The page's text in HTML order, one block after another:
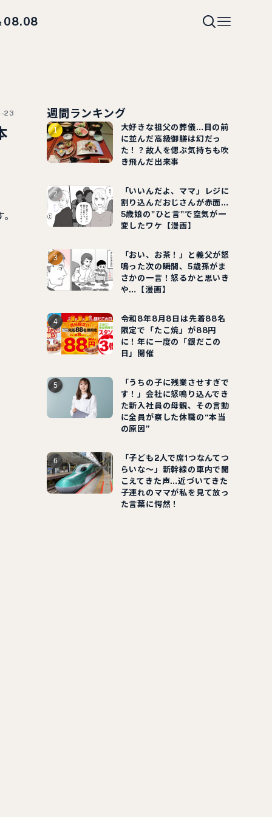
08.08
23 週間ランキング
大好きな祖父の葬儀…目の前
に並んだ高級御膳は幻だっ
た！？故人を偲ぶ気持ちも吹
き飛んだ出来事
「いいんだよ、ママ」レジに
割り込んだおじさんが赤面…
5歳娘の"ひと言"で空気が一
変したワケ【漫画】
「おい、お茶！」と義父が怒
鳴った次の瞬間、5歳孫がま
さかの一言！怒るかと思いき
や…【漫画】
令和8年8月8日は先着88名
限定で「たこ焼」が88円
に！年に一度の「銀だこの
日」開催
「うちの子に残業させすぎで
す！」会社に怒鳴り込んでき
た新入社員の母親、その言動
に全員が察した休職の“本当
の原因”
「子ども2人で席1つなんてつ
らいな～」新幹線の車内で聞
こえてきた声…近づいてきた
子連れのママが私を見て放っ
た言葉に愕然！